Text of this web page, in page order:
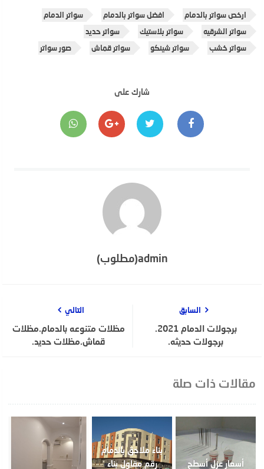
ارخص سواتر بالدمام افضل سواتر بالدمام
سواتر الدمام
سواتر الشرقيه
سواتر بلاستيك
سواتر حديد
سواتر خشب
سواتر شينكو سواتر قماش صور سواتر
شارك على
admin(مطلوب)
السابق
برجولات الدمام 2021.
برجولات حديثه.
التالي
مظلات متنوعه بالدمام.مظلات
قماش.مظلات حديد.
مقالات ذات صلة
أسعار عزل أسطح
بناء ملاحق بالدمام
رقم مقاول بناء